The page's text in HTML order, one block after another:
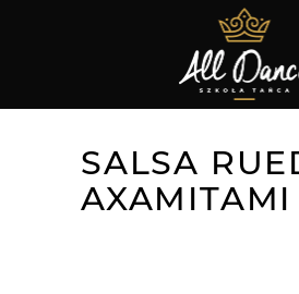
SALSA
AXAMITAMI